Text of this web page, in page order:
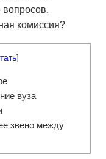
вопросов.
комиссия?
]
вуза
звено между